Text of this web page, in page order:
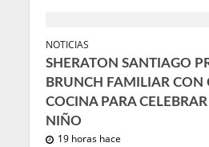
NOTICIAS
SHERATON SANTIAGO
BRUNCH FAMILIAR CON
COCINA PARA
NIÑO
19 horas hace